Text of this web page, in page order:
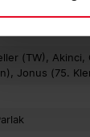
(TW),
Jonus (75.